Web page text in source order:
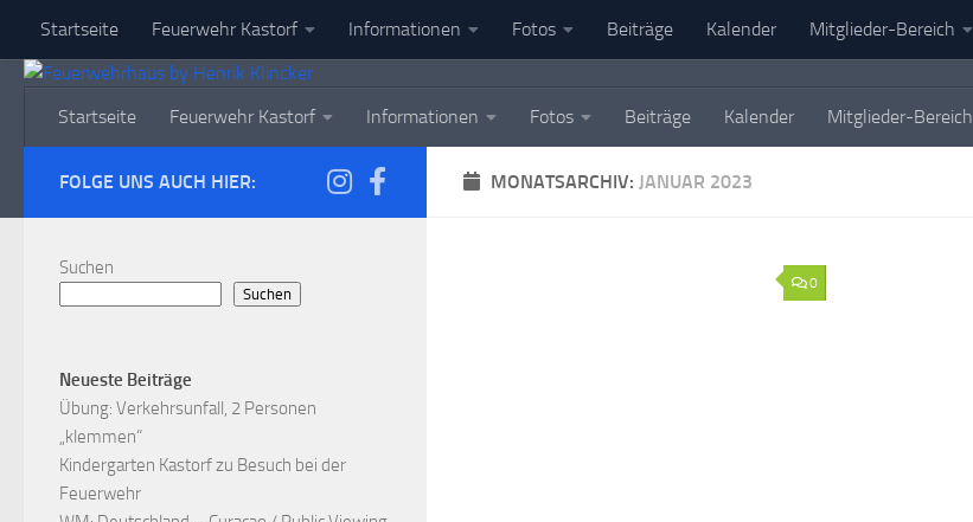
Zum Inhalt springen
Startseite Feuerwehr Kastorf Informationen Fotos Beiträge Kalender Mitglieder-Bereich
Startseite Feuerwehr Kastorf Informationen Fotos Beiträge Kalender Mitglieder-Bereich
MONATSARCHIV: JANUAR 2023
0
FOLGE UNS AUCH HIER:
Suchen
Suchen
Neueste Beiträge
Übung: Verkehrsunfall, 2 Personen
„klemmen“
Kindergarten Kastorf zu Besuch bei der
Feuerwehr